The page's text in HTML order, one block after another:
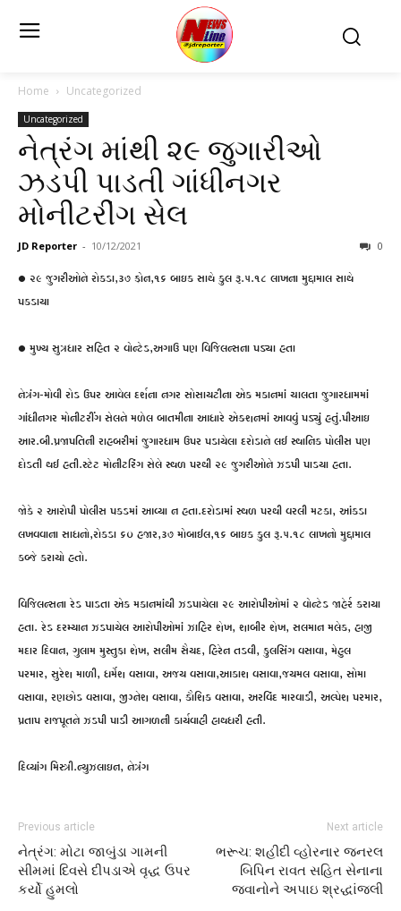
Home Uncategorized
Uncategorized
નેત્રંગ માંથી ૨૯ જુગારીઓ
ઝડપી પાડતી ગાંધીનગર
મોનીટરીંગ સેલ
JD Reporter - 10/12/2021 0
• ૨૯ જુગરીઓને રોકડા,૩૭ ફોન,૧૬ બાઇક સાથે કુલ રૂ.૫.૧૮ લાખના મુદ્દામાલ સાથે
પકડાયા
• મુખ્ય સુત્રધાર સહિત ૨ વોન્ટેડ,અગાઉ પણ વિજિલન્સના પડ્યા હતા
નેત્રંગ-મોવી રોડ ઉપર આવેલ દર્શના નગર સોસાયટીના એક મકાનમાં ચાલતા જુગારધામમાં
ગાંધીનગર મોનીટરીંગ સેલને મળેલ બાતમીના આધારે એક્શનમાં આવવું પડ્યું હતું.પીઆઇ
આર.બી.પ્રજાપતિની રાહબરીમાં જુગારધામ ઉપર પડાયેલા દરોડાને લઈ સ્થાનિક પોલીસ પણ
દોડતી થઈ હતી.સ્ટેટ મોનીટરિંગ સેલે સ્થળ પરથી ૨૯ જુગરીઓને ઝડપી પાડયા હતા.
જોકે ૨ આરોપી પોલીસ પકડમાં આવ્યા ન હતા.દરોડામાં સ્થળ પરથી વરલી મટકા, આંકડા
લખવવાના સાધનો,રોકડા ૬૦ હજાર,૩૭ મોબાઈલ,૧૬ બાઇક કુલ રૂ.૫.૧૮ લાખનો મુદ્દામાલ
કબ્જે કરાયો હતો.
વિજિલન્સના રેડ પાડતા એક મકાનમાંથી ઝડપાયેલા ૨૯ આરોપીઓમાં ૨ વોન્ટેડ જાહેર્ર કરાયા
હતા. રેડ દરમ્યાન ઝડપાયેલ આરોપીઓમાં ઝાહિર શેખ, શાબીર શેખ, સલમાન મલેક, હાજી
મદાર દિવાન, ગુલામ મુસ્તુફા શેખ, સલીમ સૈયદ, હિરેન તડવી, ફુલસિંગ વસાવા, મેહુલ
પરમાર, સુરેશ માળી, ધર્મેશ વસાવા, અજય વસાવા,આકાશ વસાવા,જયમલ વસાવા, સોમા
વસાવા, રણછોડ વસાવા, જીગ્નેશ વસાવા, કૌશિક વસાવા, અરવિંદ મારવાડી, અલ્પેશ પરમાર,
પ્રતાપ રાજપૂતને ઝડપી પાડી આગળની કાર્યવાહી હાથધરી હતી.
દિવ્યાંગ મિસ્ત્રી.ન્યુઝલાઇન, નેત્રંગ
Previous article
નેત્રંગ: મોટા જાબુંડા ગામની
સીમમાં દિવસે દીપડાએ વૃદ્ધ ઉપર
કર્યો હુમલો
Next article
ભરૂચ: શહીદી વ્હોરનાર જનરલ
બિપિન રાવત સહિત સેનાના
જવાનોને અપાઇ શ્રદ્ધાંજલી